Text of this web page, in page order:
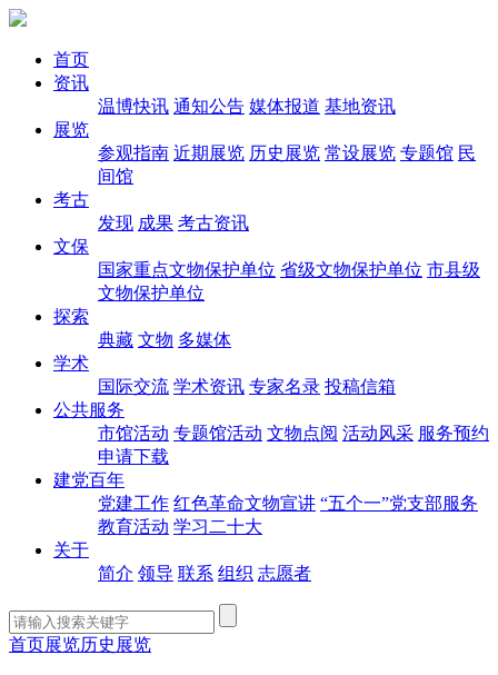
首页
资讯
温博快讯 通知公告 媒体报道 基地资讯
展览
参观指南 近期展览 历史展览 常设展览 专题馆 民
间馆
考古
发现 成果 考古资讯
文保
国家重点文物保护单位 省级文物保护单位 市县级
文物保护单位
探索
典藏 文物 多媒体
学术
国际交流 学术资讯 专家名录 投稿信箱
公共服务
市馆活动 专题馆活动 文物点阅 活动风采 服务预约
申请下载
建党百年
党建工作 红色革命文物宣讲 “五个一”党支部服务
教育活动 学习二十大
关于
简介 领导 联系 组织 志愿者
首页展览历史展览